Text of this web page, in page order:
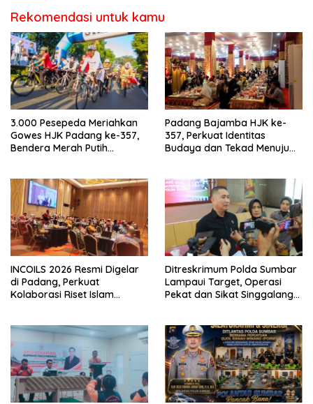
Rekomendasi untuk kamu
3.000 Pesepeda Meriahkan
Gowes HJK Padang ke-357,
Bendera Merah Putih
Padang Bajamba HJK ke-
357, Perkuat Identitas
Budaya dan Tekad Menuju
INCOILS 2026 Resmi Digelar
di Padang, Perkuat
Kolaborasi Riset Islam
Ditreskrimum Polda Sumbar
Lampaui Target, Operasi
Pekat dan Sikat Singgalang